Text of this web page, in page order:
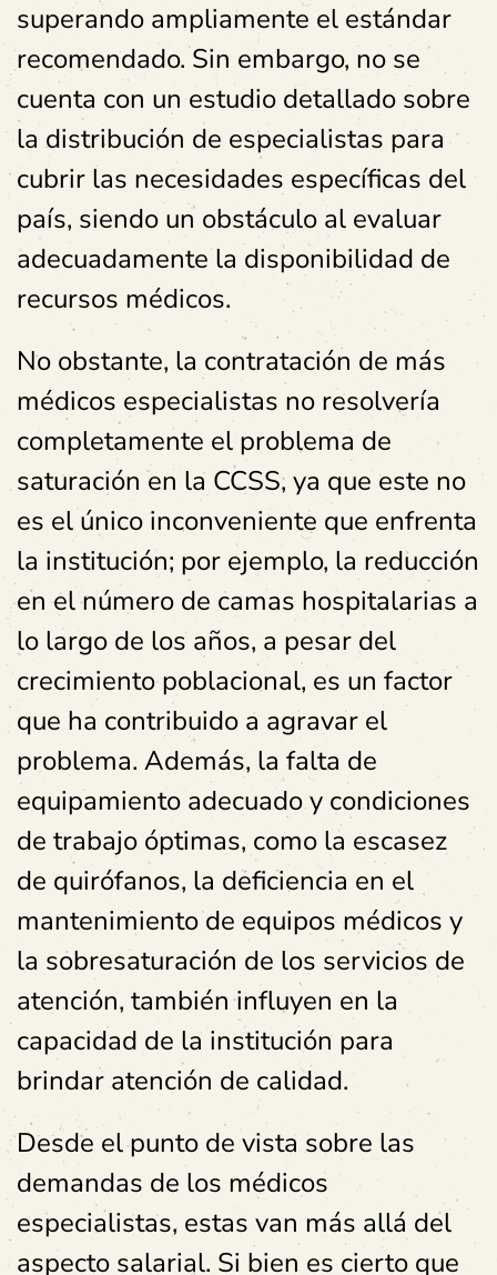
superando ampliamente el estándar
recomendado. Sin embargo, no se
cuenta con un estudio detallado sobre
la distribución de especialistas para
cubrir las necesidades específicas del
país, siendo un obstáculo al evaluar
adecuadamente la disponibilidad de
recursos médicos.
No obstante, la contratación de más
médicos especialistas no resolvería
completamente el problema de
saturación en la CCSS, ya que este no
es el único inconveniente que enfrenta
la institución; por ejemplo, la reducción
en el número de camas hospitalarias a
lo largo de los años, a pesar del
crecimiento poblacional, es un factor
que ha contribuido a agravar el
problema. Además, la falta de
equipamiento adecuado y condiciones
de trabajo óptimas, como la escasez
de quirófanos, la deficiencia en el
mantenimiento de equipos médicos y
la sobresaturación de los servicios de
atención, también influyen en la
capacidad de la institución para
brindar atención de calidad.
Desde el punto de vista sobre las
demandas de los médicos
especialistas, estas van más allá del
aspecto salarial. Si bien es cierto que